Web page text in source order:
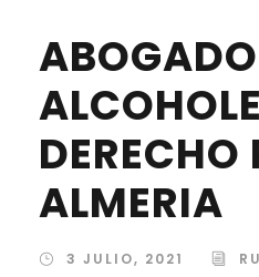
DERECHO
ALMERIA
3 JULIO, 2021